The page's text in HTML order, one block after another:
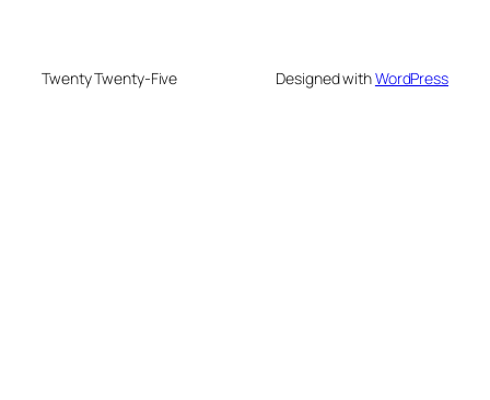
Twenty Twenty-Five Designed withWordPress